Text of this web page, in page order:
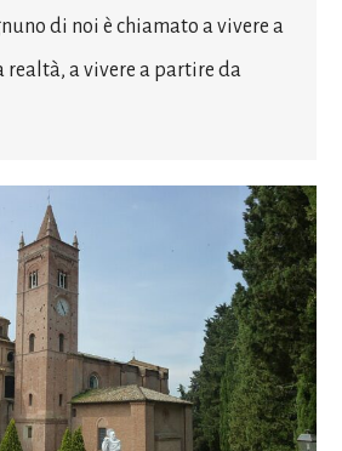
di noi è chiamato a vivere a
realtà, a vivere a partire da